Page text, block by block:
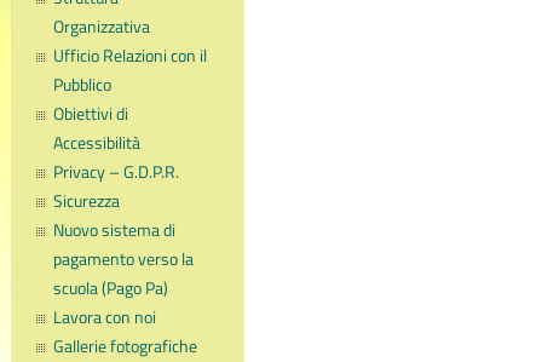
Organizzativa
Ufficio Relazioni con il
Pubblico
Obiettivi di
Accessibilità
Privacy – G.D.P.R.
Sicurezza
Nuovo sistema di
pagamento verso la
scuola (Pago Pa)
Lavora con noi
Gallerie fotografiche